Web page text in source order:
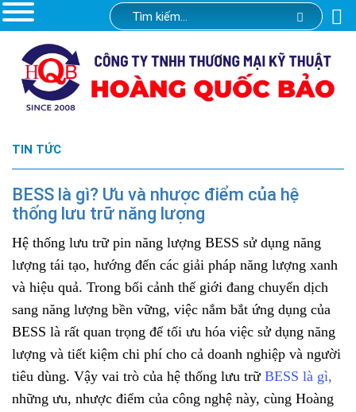
TIN TỨC
BESS là gì? Ưu và nhược điểm của hệ
thống lưu trữ năng lượng
Hệ thống lưu trữ pin năng lượng BESS sử dụng năng
lượng tái tạo, hướng đến các giải pháp năng lượng xanh
và hiệu quả. Trong bối cảnh thế giới đang chuyển dịch
sang năng lượng bền vững, việc nắm bắt ứng dụng của
BESS là rất quan trọng để tối ưu hóa việc sử dụng năng
lượng và tiết kiệm chi phí cho cả doanh nghiệp và người
tiêu dùng. Vậy vai trò của hệ thống lưu trữ BESS là gì,
những ưu, nhược điểm của công nghệ này, cùng Hoàng